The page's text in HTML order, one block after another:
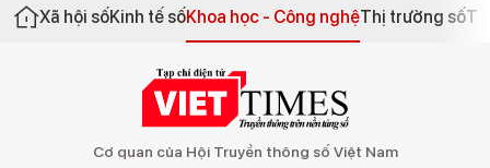
Xã hội sốKinh tế sốKhoa học - Công nghệThị trường số
Cơ quan của Hội Truyền thông số Việt Nam